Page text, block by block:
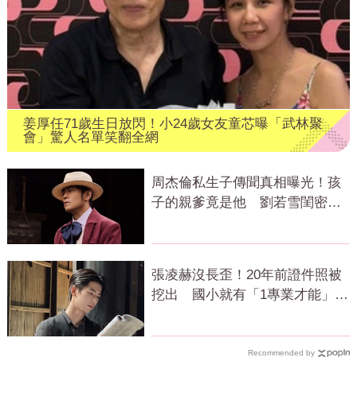
姜厚任71歲生日放閃！小24歲女友童芯曝「武林聚
會」驚人名單笑翻全網
周杰倫私生子傳聞真相曝光！孩
子的親爹竟是他 劉若雪閨密出
張凌赫沒長歪！20年前證件照被
挖出 國小就有「1專業才能」震
Recommended by